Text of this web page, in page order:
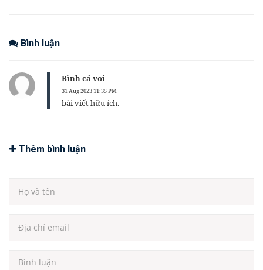
Bình luận
Bình cá voi
31 Aug 2023 11:35 PM
bài viết hữu ích.
Thêm bình luận